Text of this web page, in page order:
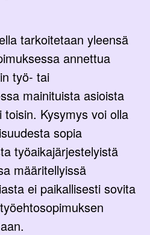
tarkoitetaan yleensä
annettua
työ- tai
mainituista asioista
Kysymys voi olla
sopia
työaikajärjestelyistä
määritellyissä
ei paikallisesti sovita